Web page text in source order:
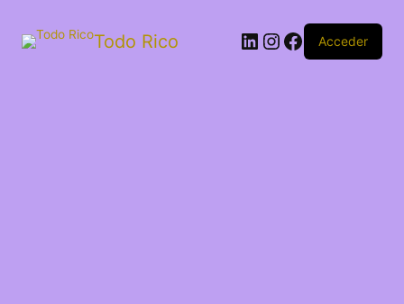
Todo Rico Acceder